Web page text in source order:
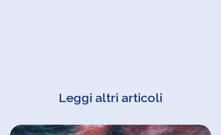
Leggi altri articoli